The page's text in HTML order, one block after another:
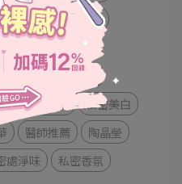
男士草本抗菌沐浴露
嫩淡色凝膠
TS6
私密嫩白化妝水
蜜桃煥白凝膠
私密美白
醫師推薦
陶晶瑩
處淨味
私密香氛